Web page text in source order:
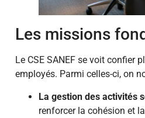
Les missions
Le CSE SANEF se voit confier
employés. Parmi celles-ci, on
La gestion des activités
renforcer la cohésion et